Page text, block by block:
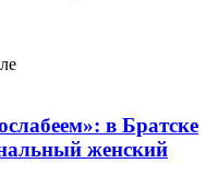
в Братске
женский